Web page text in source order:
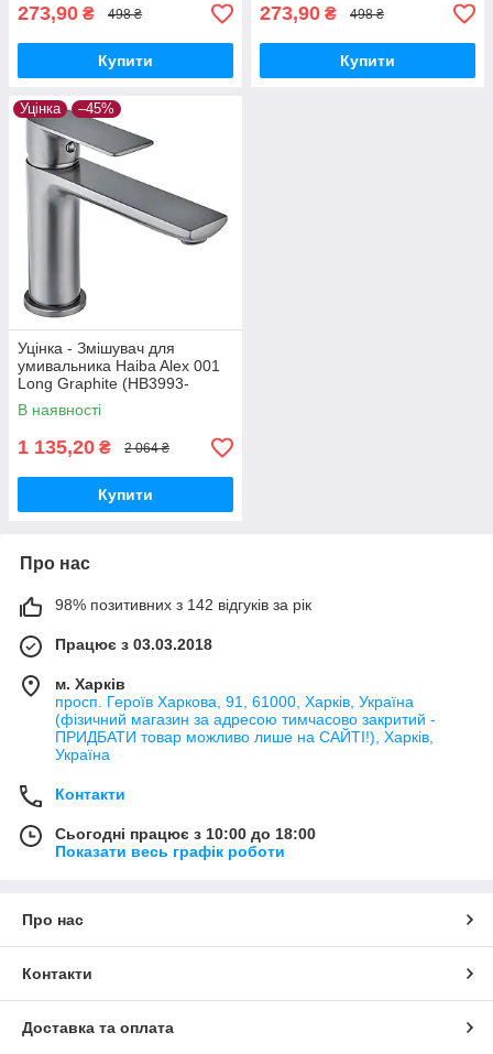
273,90 ₴ 498 ₴
Купити
273,90 ₴ 498 ₴
Купити
Уцінка –45%
Уцінка - Змішувач для
умивальника Haiba Alex 001
Long Graphite (HB3993-
20260604-7971)
В наявності
1 135,20 ₴ 2 064 ₴
Купити
Про нас
98% позитивних з 142 відгуків за рік
Працює з 03.03.2018
м. Харків
просп. Героїв Харкова, 91, 61000, Харків, Україна
(фізичний магазин за адресою тимчасово закритий -
ПРИДБАТИ товар можливо лише на САЙТІ!), Харків,
Україна
Контакти
Сьогодні працює з 10:00 до 18:00
Показати весь графік роботи
Про нас
Контакти
Доставка та оплата